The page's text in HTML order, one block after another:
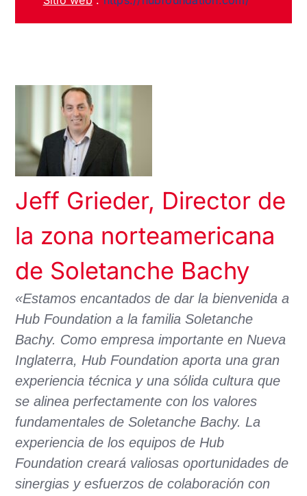
Jeff Grieder, Director de
la zona norteamericana
de Soletanche Bachy
«Estamos encantados de dar la bienvenida a
Hub Foundation a la familia Soletanche
Bachy. Como empresa importante en Nueva
Inglaterra, Hub Foundation aporta una gran
experiencia técnica y una sólida cultura que
se alinea perfectamente con los valores
fundamentales de Soletanche Bachy. La
experiencia de los equipos de Hub
Foundation creará valiosas oportunidades de
sinergias y esfuerzos de colaboración con